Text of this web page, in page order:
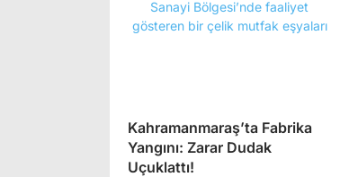
Kahramanmaraş’ta Fabrika
Yangını: Zarar Dudak
Uçuklattı!